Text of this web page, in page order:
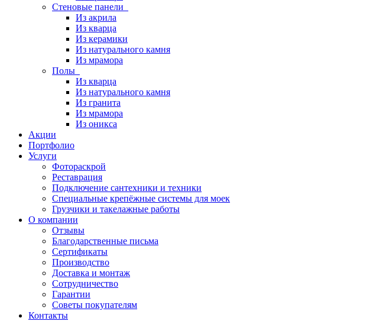
Стеновые панели
Из акрила
Из кварца
Из керамики
Из натурального камня
Из мрамора
Полы
Из кварца
Из натурального камня
Из гранита
Из мрамора
Из оникса
Акции
Портфолио
Услуги
Фотораскрой
Реставрация
Подключение сантехники и техники
Специальные крепёжные системы для моек
Грузчики и такелажные работы
О компании
Отзывы
Благодарственные письма
Сертификаты
Производство
Доставка и монтаж
Сотрудничество
Гарантии
Советы покупателям
Контакты